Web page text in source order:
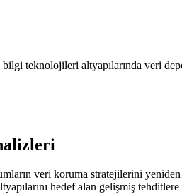
teknolojileri altyapılarında veri
veri koruma stratejilerini
hedef alan gelişmiş